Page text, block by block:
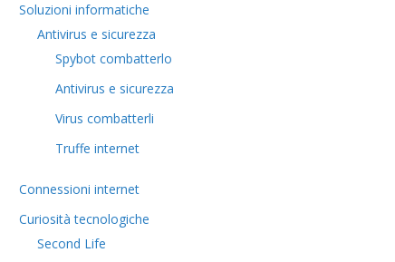
Soluzioni informatiche
Antivirus e sicurezza
Spybot combatterlo
Antivirus e sicurezza
Virus combatterli
Truffe internet
Connessioni internet
Curiosità tecnologiche
​Second Life